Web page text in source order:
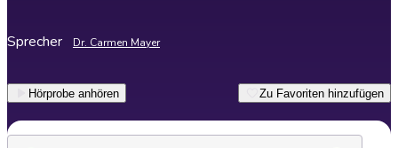
Sprecher Dr. Carmen Mayer
Hörprobe anhören Zu Favoriten hinzufügen